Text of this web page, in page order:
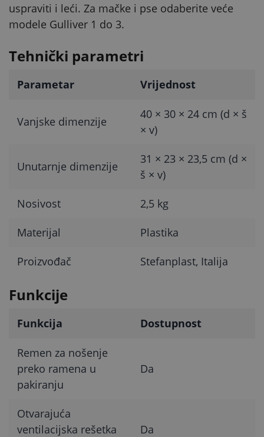
uspraviti i leći. Za mačke i pse odaberite veće
modele Gulliver 1 do 3.
Tehnički parametri
Parametar Vrijednost
Vanjske dimenzije
40 × 30 × 24 cm (d × š
× v)
Unutarnje dimenzije
31 × 23 × 23,5 cm (d ×
š × v)
Nosivost 2,5 kg
Materijal Plastika
Proizvođač Stefanplast, Italija
Funkcije
Funkcija Dostupnost
Remen za nošenje
preko ramena u
pakiranju
Da
Otvarajuća
ventilacijska rešetka
Da